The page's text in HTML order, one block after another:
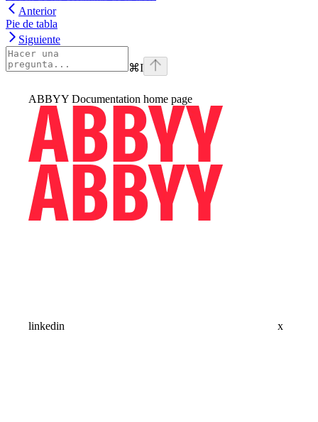
Anterior
Pie de tabla
Siguiente
⌘I
ABBYY Documentation home page
linkedin x